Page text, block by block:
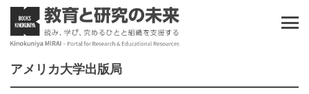
アメリカ大学出版局